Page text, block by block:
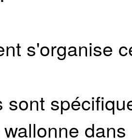
s'organise
sont